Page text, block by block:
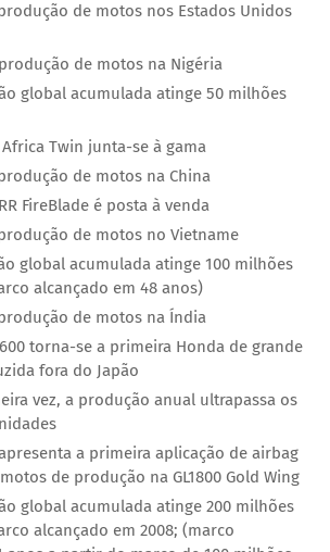
de motos nos Estados Unidos
de motos na Nigéria
global acumulada atinge 50 milhões
Africa Twin junta-se à gama
de motos na China
FireBlade é posta à venda
de motos no Vietname
global acumulada atinge 100 milhões
alcançado em 48 anos)
de motos na Índia
torna-se a primeira Honda de grande
fora do Japão
vez, a produção anual ultrapassa os
a primeira aplicação de airbag
de produção na GL1800 Gold Wing
global acumulada atinge 200 milhões
alcançado em 2008; (marco